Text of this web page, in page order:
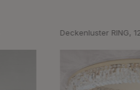
Deckenluster RING,